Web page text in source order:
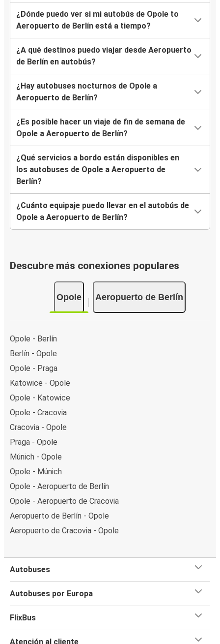
¿Dónde puedo ver si mi autobús de Opole to
Aeropuerto de Berlín está a tiempo?
¿A qué destinos puedo viajar desde Aeropuerto
de Berlín en autobús?
¿Hay autobuses nocturnos de Opole a
Aeropuerto de Berlín?
¿Es posible hacer un viaje de fin de semana de
Opole a Aeropuerto de Berlín?
¿Qué servicios a bordo están disponibles en
los autobuses de Opole a Aeropuerto de
Berlín?
¿Cuánto equipaje puedo llevar en el autobús de
Opole a Aeropuerto de Berlín?
Descubre más conexiones populares
Opole Aeropuerto de Berlín
Opole - Berlín
Berlín - Opole
Opole - Praga
Katowice - Opole
Opole - Katowice
Opole - Cracovia
Cracovia - Opole
Praga - Opole
Múnich - Opole
Opole - Múnich
Opole - Aeropuerto de Berlín
Opole - Aeropuerto de Cracovia
Aeropuerto de Berlín - Opole
Aeropuerto de Cracovia - Opole
Autobuses
Autobuses por Europa
FlixBus
Atención al cliente